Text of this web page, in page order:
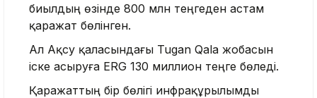
биылдың өзінде 800 млн теңгеден астам
қаражат бөлінген.
Ал Ақсу қаласындағы Tugan Qala жобасын
іске асыруға ERG 130 миллион теңге бөледі.
Қаражаттың бір бөлігі инфрақұрылымды